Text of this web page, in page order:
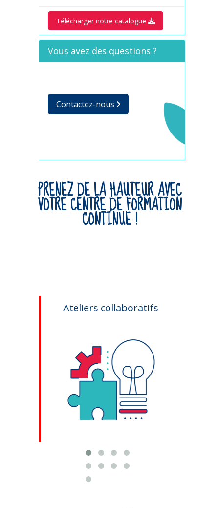
Télécharger notre catalogue
Vous avez des questions ?
Contactez-nous
PRENEZ DE LA HAUTEUR AVEC
VOTRE CENTRE DE FORMATION
CONTINUE !
Ateliers collaboratifs